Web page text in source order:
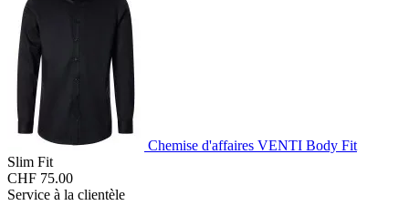
Chemise d'affaires VENTI Body Fit
Slim Fit
CHF 75.00
Service à la clientèle